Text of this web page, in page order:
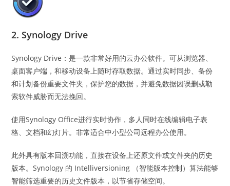
2. Synology Drive
Synology Drive：是一款非常好用的云办公软件。可从浏览器、
桌面客户端，和移动设备上随时存取数据。通过实时同步、备份
和计划备份重要文件夹，保护您的数据，并避免数据因误删或勒
索软件威胁而无法挽回。
使用Synology Office进行实时协作，多人同时在线编辑电子表
格、文档和幻灯片。非常适合中小型公司远程办公使用。
此外具有版本回溯功能，直接在设备上还原文件或文件夹的历史
版本。Synology 的 Intelliversioning （智能版本控制）算法能够
智能筛选重要的历史文件版本，以节省存储空间。